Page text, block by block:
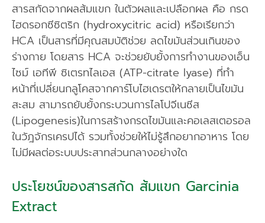
สารสกัดจากผลส้มแขก ในตัวผลและเปลือกผล คือ กรด
ไฮดรอกซีซิตริก (hydroxycitric acid) หรือเรียกว่า
HCA เป็นสารที่มีคุณสมบัติช่วย ลดไขมันส่วนเกินของ
ร่างกาย โดยสาร HCA จะช่วยยับยั้งการทำงานของเอ็น
ไซม์ เอทีพี ซิเตรทไลเอส (ATP-citrate lyase) ที่ทำ
หน้าที่เปลี่ยนกลูโคสจากคาร์โบไฮเดรตให้กลายเป็นไขมัน
สะสม สามารถยับยั้งกระบวนการไลโปจีเนซีส
(Lipogenesis)ในการสร้างกรดไขมันและคอเลสเตอรอล
ในวัฎจักรเครปได้ รวมทั้งช่วยให้ไม่รู้สึกอยากอาหาร โดย
ไม่มีผลต่อระบบประสาทส่วนกลางอย่างใด
ประโยชน์ของสารสกัด ส้มแขก Garcinia
Extract